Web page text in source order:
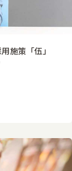
施策「伍」